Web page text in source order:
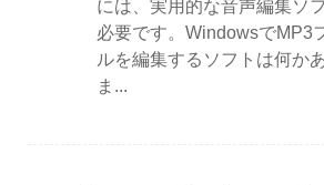
には、実用的な音声編集ソ
必要です。WindowsでMP3
ルを編集するソフトは何か
ま...